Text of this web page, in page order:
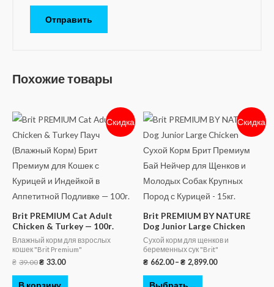
Похожие товары
Скидка
Brit PREMIUM Cat Adult
Chicken & Turkey — 100г.
Влажный корм для взрослых
кошек "Brit Premium"
₴ 39.00₴ 33.00
В корзину
Скидка
Brit PREMIUM BY NATURE
Dog Junior Large Chicken
Сухой корм для щенков и
беременных сук "Brit"
₴ 662.00– ₴ 2,899.00
Выбрать ...